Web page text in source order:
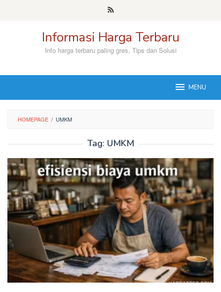
Informasi Harga Terbaru
Info harga terbaru paling gres, Tips dan Solusi
MENU
HOMEPAGE / UMKM
Tag: UMKM